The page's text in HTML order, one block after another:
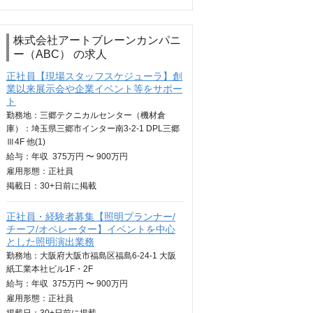
株式会社アートブレーンカンパニ
ー（ABC） の求人
正社員【現場スタッフスケジューラ】創
業以来展示会や企業イベント等をサポー
ト
勤務地：三郷テクニカルセンター（機材倉
庫）：埼玉県三郷市インター南3-2-1 DPL三郷
Ⅲ4F 他(1)
給与： 年収 375万円 〜 900万円
雇用形態：正社員
掲載日： 30+日 前に掲載
正社員・経験者募集【照明プランナー/
チーフ/オペレーター】イベントを中心
とした照明演出業務
勤務地：大阪府大阪市福島区福島6-24-1 大阪
紙工業本社ビル1F・2F
給与： 年収 375万円 〜 900万円
雇用形態：正社員